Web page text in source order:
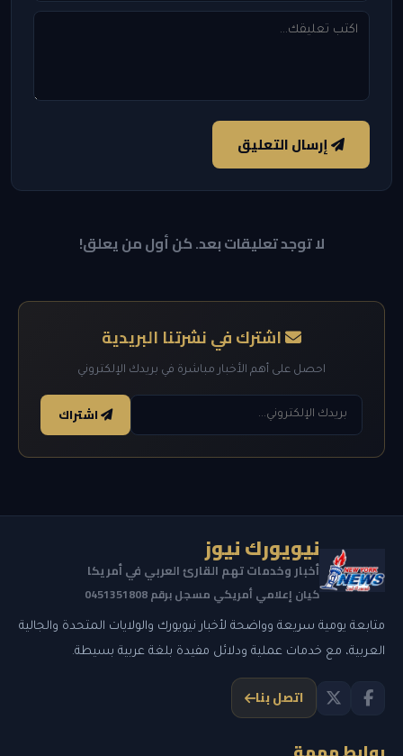
إرسال التعليق
لا توجد تعليقات بعد. كن أول من يعلق!
اشترك في نشرتنا البريدية
احصل على أهم الأخبار مباشرة في بريدك الإلكتروني
اشتراك
نيويورك نيوز
أخبار وخدمات تهم القارئ العربي في أمريكا
كيان إعلامي أمريكي مسجل برقم 0451351808
متابعة يومية سريعة وواضحة لأخبار نيويورك والولايات المتحدة والجالية
العربية، مع خدمات عملية ودلائل مفيدة بلغة عربية بسيطة.
اتصل بنا